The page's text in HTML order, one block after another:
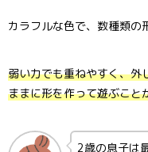
カラフルな色で、数種類の
弱い力でも重ねやすく、外
ままに形を作って遊ぶこと
2歳の息子は